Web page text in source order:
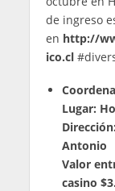
de ingreso
en http://
ico.cl
Lugar:
Antonio
Valor
casino